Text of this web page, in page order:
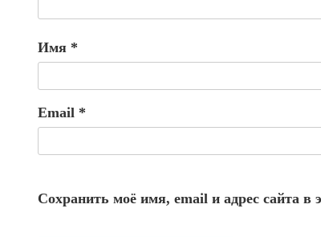
Имя *
Email *
Сохранить моё имя, email и адрес сайта в